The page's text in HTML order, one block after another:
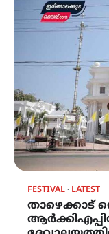
FESTIVAL LATEST
താഴെക്കാട്